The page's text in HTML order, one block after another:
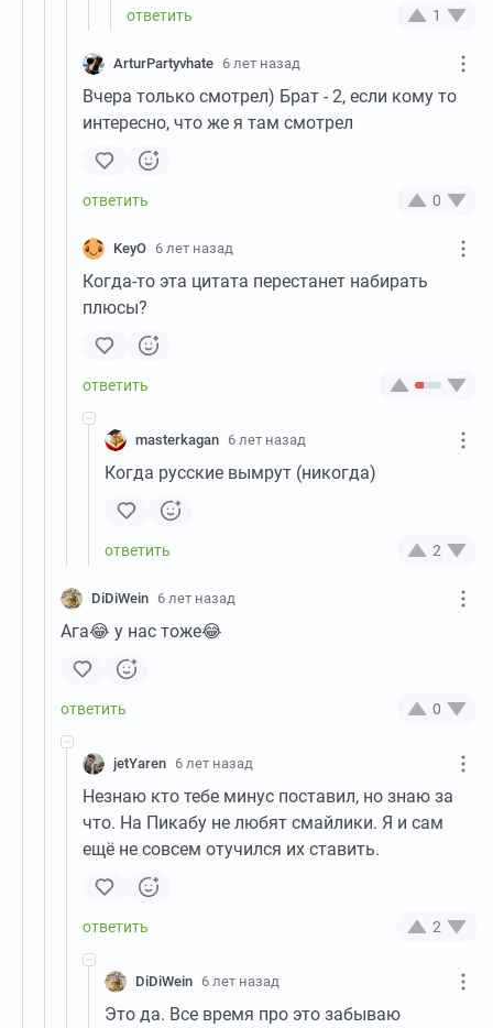
1
ArturPartyvhate 6 лет назад
Вчера только смотрел) Брат - 2, если кому то
интересно, что же я там смотрел
0
KeyO 6 лет назад
Когда-то эта цитата перестанет набирать
плюсы?
masterkagan 6 лет назад
Когда русские вымрут (никогда)
2
DiDiWein 6 лет назад
Ага😂 у нас тоже😂
0
jetYaren 6 лет назад
Незнаю кто тебе минус поставил, но знаю за
что. На Пикабу не любят смайлики. Я и сам
ещё не совсем отучился их ставить.
2
DiDiWein 6 лет назад
Это да. Все время про это забываю